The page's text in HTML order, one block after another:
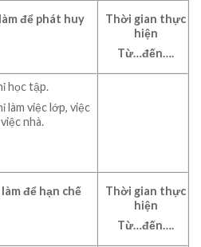
để phát huy
Thời gian thực
hiện
Từ…đến….
học tập.
làm việc lớp, việc
nhà.
để hạn chế
Thời gian thực
hiện
Từ…đến….